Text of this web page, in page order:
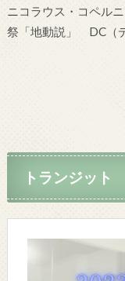
ニコラウス・コペル
祭「地動説」 DC（
トランジット